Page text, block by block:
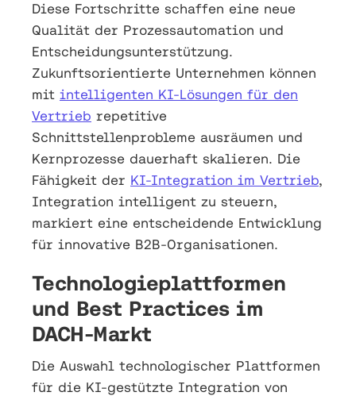
Diese Fortschritte schaffen eine neue
Qualität der Prozessautomation und
Entscheidungsunterstützung.
Zukunftsorientierte Unternehmen können
mit intelligenten KI-Lösungen für den
Vertrieb repetitive
Schnittstellenprobleme ausräumen und
Kernprozesse dauerhaft skalieren. Die
Fähigkeit der KI-Integration im Vertrieb,
Integration intelligent zu steuern,
markiert eine entscheidende Entwicklung
für innovative B2B-Organisationen.
Technologieplattformen
und Best Practices im
DACH-Markt
Die Auswahl technologischer Plattformen
für die KI-gestützte Integration von